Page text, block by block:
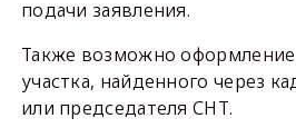
подачи заявления.
Также возможно оформление
участка, найденного через
или председателя СНТ.